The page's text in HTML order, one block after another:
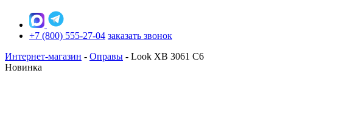
+7 (800) 555-27-04 заказать звонок
Интернет-магазин - Оправы - Look XB 3061 C6
Новинка